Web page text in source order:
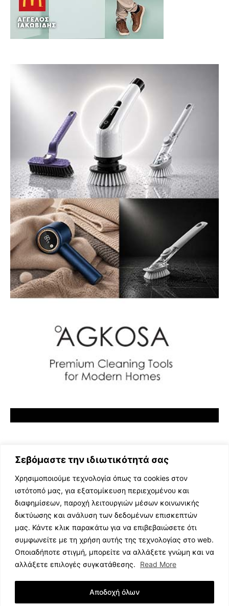
Σεβόμαστε την ιδιωτικότητά σας
Χρησιμοποιούμε τεχνολογία όπως τα cookies στον
ιστότοπό μας, για εξατομίκευση περιεχομένου και
διαφημίσεων, παροχή λειτουργιών μέσων κοινωνικής
δικτύωσης και ανάλυση των δεδομένων επισκεπτών
μας. Κάντε κλικ παρακάτω για να επιβεβαιώσετε ότι
συμφωνείτε με τη χρήση αυτής της τεχνολογίας στο web.
Οποιαδήποτε στιγμή, μπορείτε να αλλάξετε γνώμη και να
αλλάξετε επιλογές συγκατάθεσης.
Read More
Αποδοχή όλων
ΕΛΛΗΝΙΚΗ ΜΟΥΣΙΚΗ
TV SHOWS
EVENTS
ΘΕΑΤΡΟ
ΔΙΑΓΩΝΙΣΜΟΙ
STOA CULTURA